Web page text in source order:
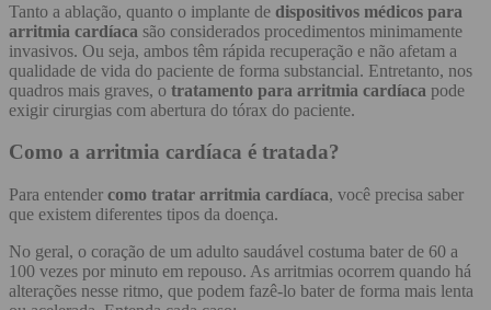
Tanto a ablação, quanto o implante de dispositivos médicos para
arritmia cardíaca são considerados procedimentos minimamente
invasivos. Ou seja, ambos têm rápida recuperação e não afetam a
qualidade de vida do paciente de forma substancial. Entretanto, nos
quadros mais graves, o tratamento para arritmia cardíaca pode
exigir cirurgias com abertura do tórax do paciente.
Como a arritmia cardíaca é tratada?
Para entender como tratar arritmia cardíaca, você precisa saber
que existem diferentes tipos da doença.
No geral, o coração de um adulto saudável costuma bater de 60 a
100 vezes por minuto em repouso. As arritmias ocorrem quando há
alterações nesse ritmo, que podem fazê-lo bater de forma mais lenta